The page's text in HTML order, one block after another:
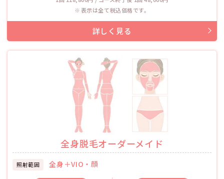
表示は全て税込価格です。
全身脱毛オーダーメイド
照射範囲 全身＋VIO・顔